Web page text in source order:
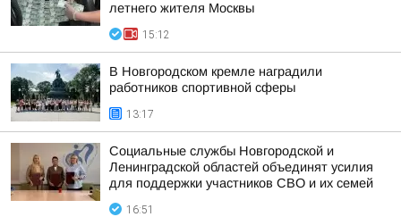
летнего жителя Москвы
15:12
В Новгородском кремле наградили
работников спортивной сферы
13:17
Социальные службы Новгородской и
Ленинградской областей объединят усилия
для поддержки участников СВО и их семей
16:51